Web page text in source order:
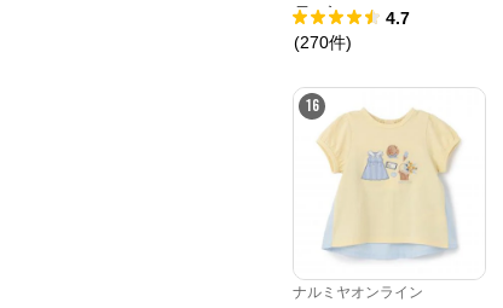
品ブラジャー
4.7
(270件)
16
ナルミヤオンライン